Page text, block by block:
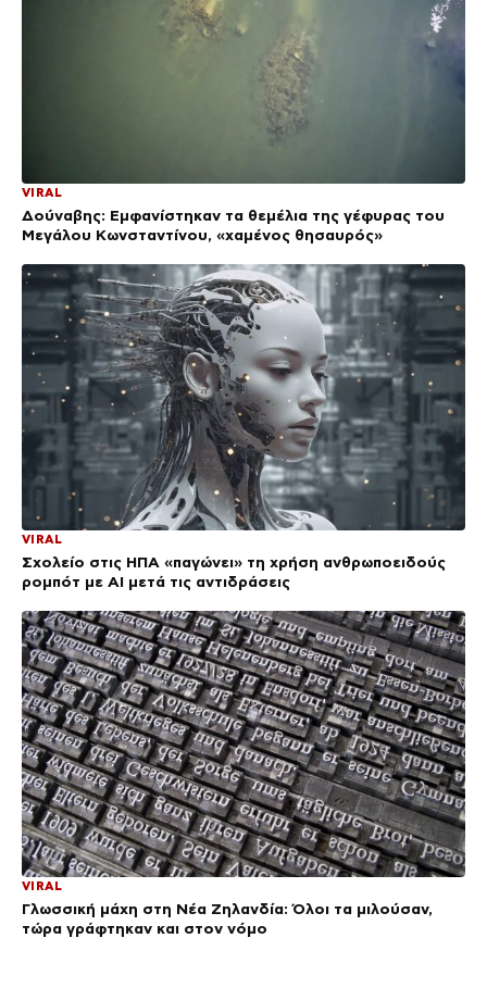
VIRAL
Δούναβης: Εμφανίστηκαν τα θεμέλια της γέφυρας του
Μεγάλου Κωνσταντίνου, «χαμένος θησαυρός»
VIRAL
Σχολείο στις ΗΠΑ «παγώνει» τη χρήση ανθρωποειδούς
ρομπότ με AI μετά τις αντιδράσεις
VIRAL
Γλωσσική μάχη στη Νέα Ζηλανδία: Όλοι τα μιλούσαν,
τώρα γράφτηκαν και στον νόμο